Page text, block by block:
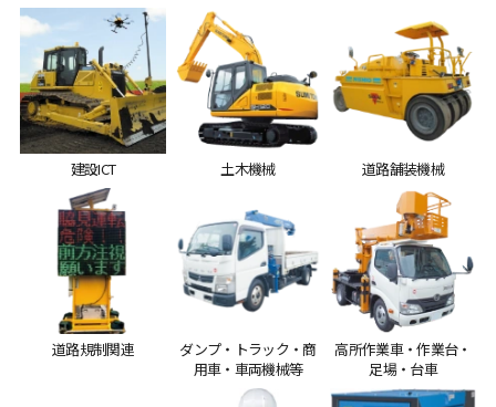
建設ICT 土木機械 道路舗装機械
道路規制関連
ダンプ・トラック・商
用車・車両機械等
高所作業車・作業台・
足場・台車